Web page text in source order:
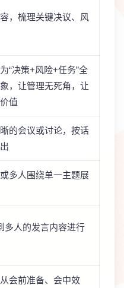
，梳理关键决议、风
“决策+风险+任务”全
，让管理无死角，让
值
的会议或讨论，按话
多人围绕单一主题展
多人的发言内容进行
会前准备、会中效